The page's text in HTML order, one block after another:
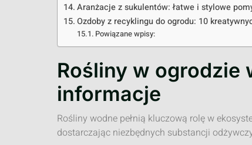
Aranżacje z sukulentów: łatwe i stylowe
Ozdoby z recyklingu do ogrodu: 10
Powiązane wpisy:
Rośliny w ogrodzie
informacje
Rośliny wodne pełnią kluczową rolę w
dostarczając niezbędnych substancji